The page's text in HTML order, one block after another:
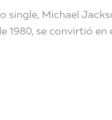
Michael
se convirtió